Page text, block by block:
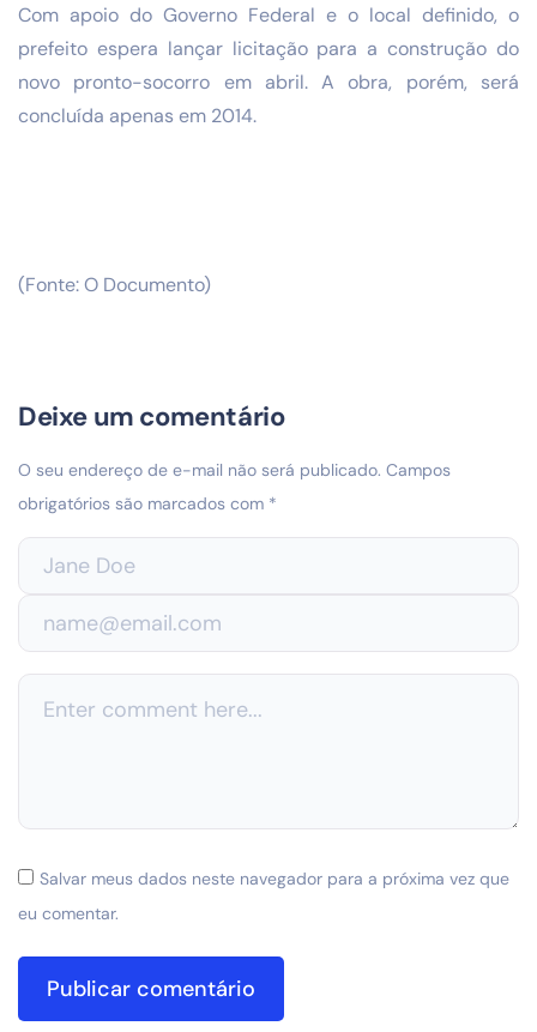
Com apoio do Governo Federal e o local definido, o
prefeito espera lançar licitação para a construção do
novo pronto-socorro em abril. A obra, porém, será
concluída apenas em 2014.
(Fonte: O Documento)
Deixe um comentário
O seu endereço de e-mail não será publicado. Campos
obrigatórios são marcados com *
Salvar meus dados neste navegador para a próxima vez que
eu comentar.